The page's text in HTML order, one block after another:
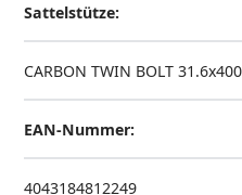
Sattelstütze:
CARBON TWIN BOLT
EAN-Nummer:
4043184812249